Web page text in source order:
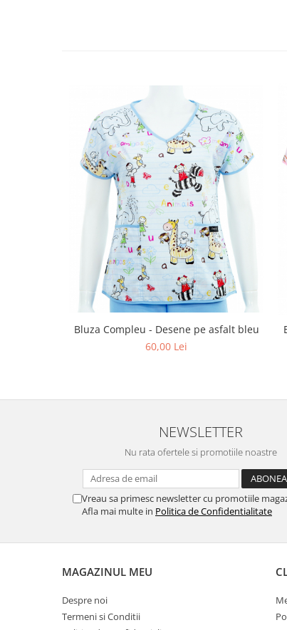
Bluza Compleu - Desene pe asfalt bleu
60,00 Lei
NEWSLETTER
Nu rata ofertele si promotiile noastre
Vreau sa primesc newsletter cu promotiile
Afla mai multe in Politica de Confidentialitate
MAGAZINUL MEU
Despre noi
Termeni si Conditii